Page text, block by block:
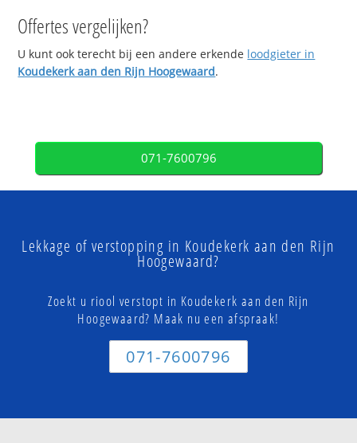
Offertes vergelijken?
U kunt ook terecht bij een andere erkende loodgieter in
Koudekerk aan den Rijn Hoogewaard.
071-7600796
Lekkage of verstopping in Koudekerk aan den Rijn
Hoogewaard?
Zoekt u riool verstopt in Koudekerk aan den Rijn
Hoogewaard? Maak nu een afspraak!
071-7600796